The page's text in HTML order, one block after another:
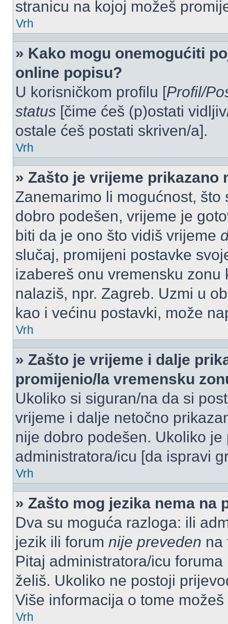
stranicu na kojoj možeš
Vrh
» Kako mogu onemogućiti
online popisu?
U korisničkom profilu [Profil/
status [čime ćeš (p)ostati
ostale ćeš postati skriven/a].
Vrh
» Zašto je vrijeme prikazano
Zanemarimo li mogućnost,
dobro podešen, vrijeme je
biti da je ono što vidiš vrijeme
slučaj, promijeni postavke
izabereš onu vremensku
nalaziš, npr. Zagreb. Uzmi u
kao i većinu postavki, može
Vrh
» Zašto je vrijeme i dalje
promijenio/la vremensku
Ukoliko si siguran/na da si
vrijeme i dalje netočno
nije dobro podešen. Ukoliko
administratora/icu [da ispravi
Vrh
» Zašto mog jezika nema na
Dva su moguća razloga: ili
jezik ili forum nije preveden na
Pitaj administratora/icu
želiš. Ukoliko ne postoji
Više informacija o tome
Vrh